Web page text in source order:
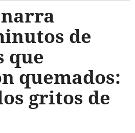
de
que
quemados:
gritos de